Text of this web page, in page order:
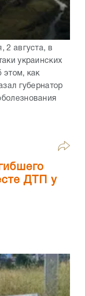
2 августа, в
украинских
этом, как
губернатор
ДТП у